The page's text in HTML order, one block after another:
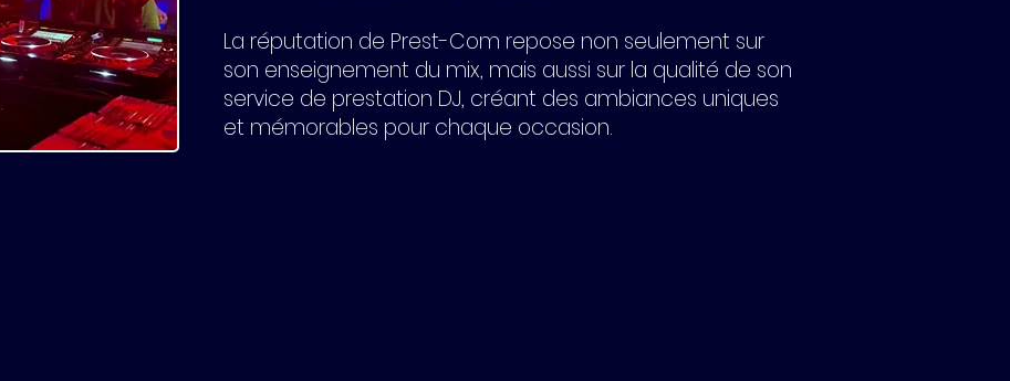
La réputation de Prest-Com repose non seulement sur
son enseignement du mix, mais aussi sur la qualité de son
service de prestation DJ, créant des ambiances uniques
et mémorables pour chaque occasion.